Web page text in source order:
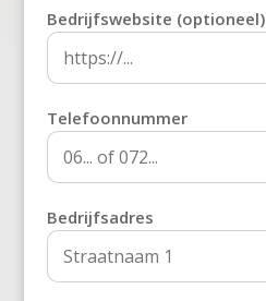
Bedrijfswebsite (optioneel)
Telefoonnummer
Bedrijfsadres